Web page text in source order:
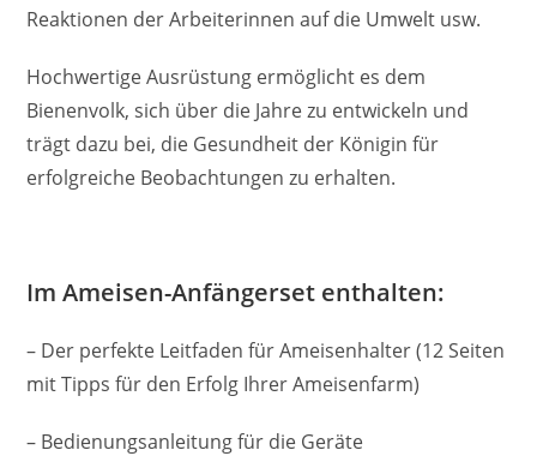
Reaktionen der Arbeiterinnen auf die Umwelt usw.
Hochwertige Ausrüstung ermöglicht es dem
Bienenvolk, sich über die Jahre zu entwickeln und
trägt dazu bei, die Gesundheit der Königin für
erfolgreiche Beobachtungen zu erhalten.
Im Ameisen-Anfängerset enthalten:
– Der perfekte Leitfaden für Ameisenhalter (12 Seiten
mit Tipps für den Erfolg Ihrer Ameisenfarm)
– Bedienungsanleitung für die Geräte